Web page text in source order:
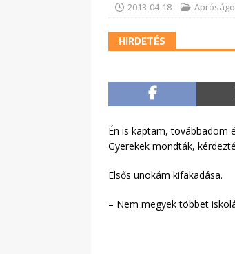
2013-04-18
HIRDETÉS
Én is kaptam, továbbadom
Gyerekek mondták,
Elsős unokám kifakadása.
– Nem megyek többet